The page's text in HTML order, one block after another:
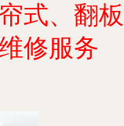
式、翻板
修服务